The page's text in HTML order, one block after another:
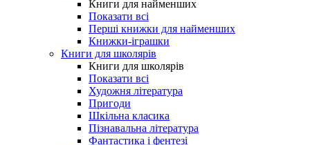
Книги для найменших
Показати всі
Перші книжки для найменших
Книжки-іграшки
Книги для школярів
Книги для школярів
Показати всі
Художня література
Пригоди
Шкільна класика
Пізнавальна література
Фантастика і фентезі